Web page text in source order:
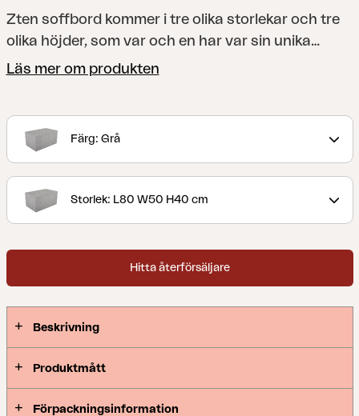
Zten soffbord kommer i tre olika storlekar och tre
olika höjder, som var och en har var sin unika
nyans – precis som sten i naturen. Ytor av hållbar
dynamik och lekfullhet, eller välj den storlek och
nyans som passar ditt utemöblemang bäst.
och naturligt uttryck tack vare tre olika sorters
vacker stenimitation. Kubistiska former och unik
nivå. Passar lika bra ihop med ett modernt
möblemang, som ett av mer klassiskt snitt.
Läs mer om produkten
Färg: Grå
Storlek: L80 W50 H40 cm
Hitta återförsäljare
Beskrivning
Produktmått
Förpackningsinformation